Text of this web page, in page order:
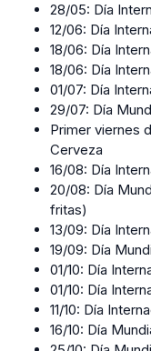
28/05: Día
12/06: Día
18/06: Día
18/06: Día
01/07: Día
29/07: Día
Primer viernes
Cerveza
16/08: Día
20/08: Día
fritas)
13/09: Día
19/09: Día
01/10: Día
01/10: Día
11/10: Día
16/10: Día